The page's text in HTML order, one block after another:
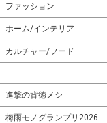
ファッション
ホーム/インテリア
カルチャー/フード
進撃の背徳メシ
梅雨モノグランプリ2026